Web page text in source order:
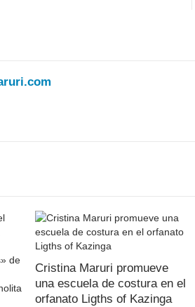
Cristina Maruri promueve
una escuela de costura en el
orfanato Ligths of Kazinga